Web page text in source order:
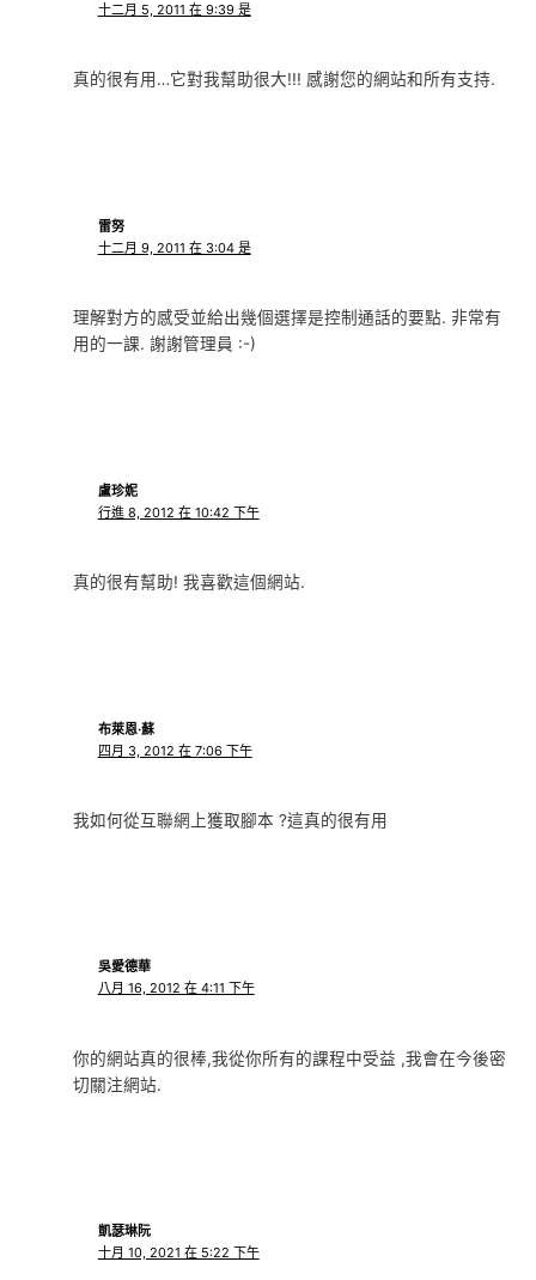
十二月 5, 2011 在 9:39 是
真的很有用…它對我幫助很大!!! 感謝您的網站和所有支持.
雷努
十二月 9, 2011 在 3:04 是
理解對方的感受並給出幾個選擇是控制通話的要點. 非常有
用的一課. 謝謝管理員 :-)
盧珍妮
行進 8, 2012 在 10:42 下午
真的很有幫助! 我喜歡這個網站.
布萊恩·蘇
四月 3, 2012 在 7:06 下午
我如何從互聯網上獲取腳本 ?這真的很有用
吳愛德華
八月 16, 2012 在 4:11 下午
你的網站真的很棒,我從你所有的課程中受益 ,我會在今後密
切關注網站.
凱瑟琳阮
十月 10, 2021 在 5:22 下午